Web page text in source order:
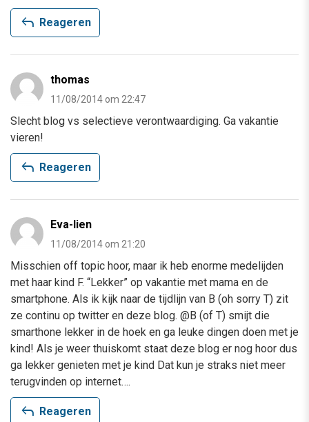
reply Reageren
thomas
11/08/2014 om 22:47
Slecht blog vs selectieve verontwaardiging. Ga vakantie
vieren!
reply Reageren
Eva-lien
11/08/2014 om 21:20
Misschien off topic hoor, maar ik heb enorme medelijden
met haar kind F. “Lekker” op vakantie met mama en de
smartphone. Als ik kijk naar de tijdlijn van B (oh sorry T) zit
ze continu op twitter en deze blog. @B (of T) smijt die
smarthone lekker in de hoek en ga leuke dingen doen met je
kind! Als je weer thuiskomt staat deze blog er nog hoor dus
ga lekker genieten met je kind Dat kun je straks niet meer
terugvinden op internet….
reply Reageren